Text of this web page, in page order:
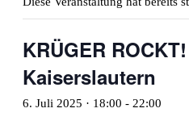
KRÜGER
Kaiserslautern
6. Juli 2025 · 18:00 - 22:00